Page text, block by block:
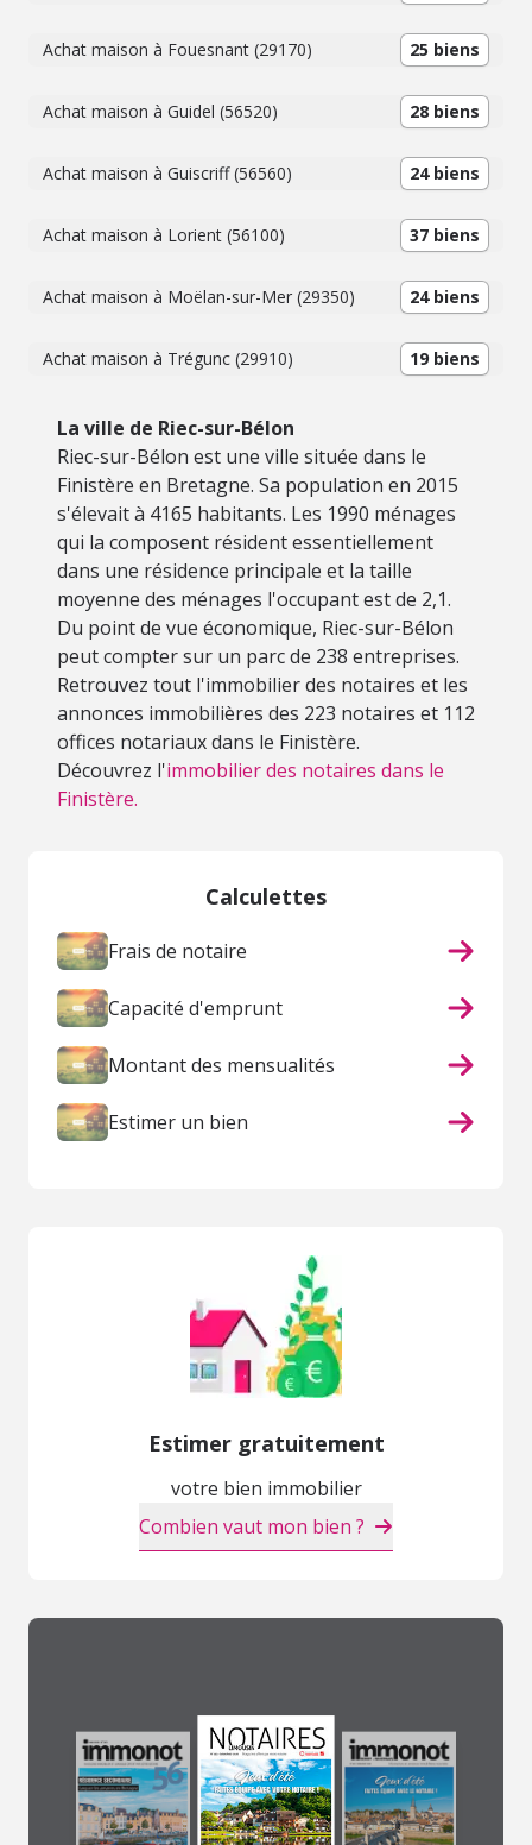
Achat maison à Fouesnant (29170) 25 biens
Achat maison à Guidel (56520) 28 biens
Achat maison à Guiscriff (56560) 24 biens
Achat maison à Lorient (56100) 37 biens
Achat maison à Moëlan-sur-Mer (29350) 24 biens
Achat maison à Trégunc (29910) 19 biens
La ville de Riec-sur-Bélon
Riec-sur-Bélon est une ville située dans le
Finistère en Bretagne. Sa population en 2015
s'élevait à 4165 habitants. Les 1990 ménages
qui la composent résident essentiellement
dans une résidence principale et la taille
moyenne des ménages l'occupant est de 2,1.
Du point de vue économique, Riec-sur-Bélon
peut compter sur un parc de 238 entreprises.
Retrouvez tout l'immobilier des notaires et les
annonces immobilières des 223 notaires et 112
offices notariaux dans le Finistère.
Découvrez l'immobilier des notaires dans le
Finistère.
Calculettes
Frais de notaire
Capacité d'emprunt
Montant des mensualités
Estimer un bien
Estimer gratuitement
votre bien immobilier
Combien vaut mon bien ?